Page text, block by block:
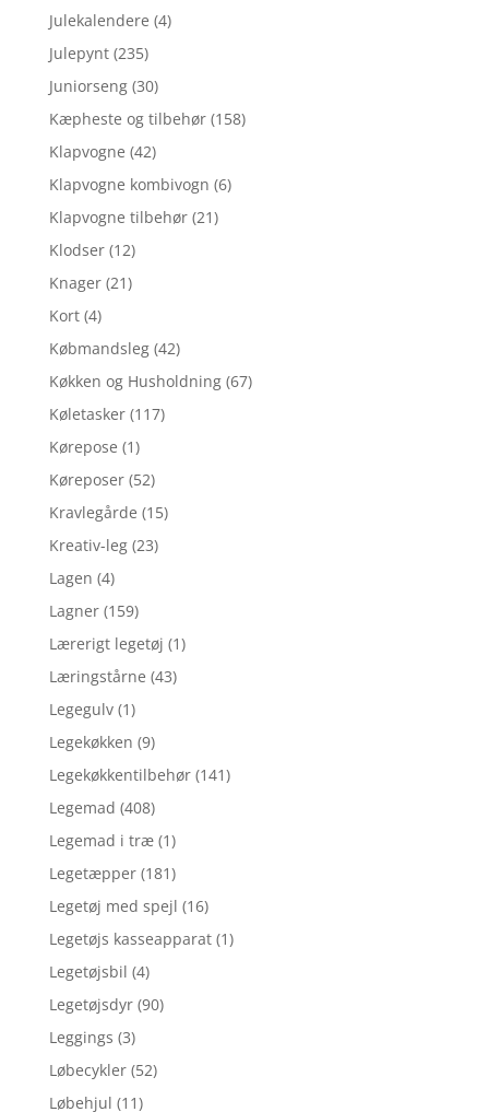
Julekalendere (4)
Julepynt (235)
Juniorseng (30)
Kæpheste og tilbehør (158)
Klapvogne (42)
Klapvogne kombivogn (6)
Klapvogne tilbehør (21)
Klodser (12)
Knager (21)
Kort (4)
Købmandsleg (42)
Køkken og Husholdning (67)
Køletasker (117)
Kørepose (1)
Køreposer (52)
Kravlegårde (15)
Kreativ-leg (23)
Lagen (4)
Lagner (159)
Lærerigt legetøj (1)
Læringstårne (43)
Legegulv (1)
Legekøkken (9)
Legekøkkentilbehør (141)
Legemad (408)
Legemad i træ (1)
Legetæpper (181)
Legetøj med spejl (16)
Legetøjs kasseapparat (1)
Legetøjsbil (4)
Legetøjsdyr (90)
Leggings (3)
Løbecykler (52)
Løbehjul (11)